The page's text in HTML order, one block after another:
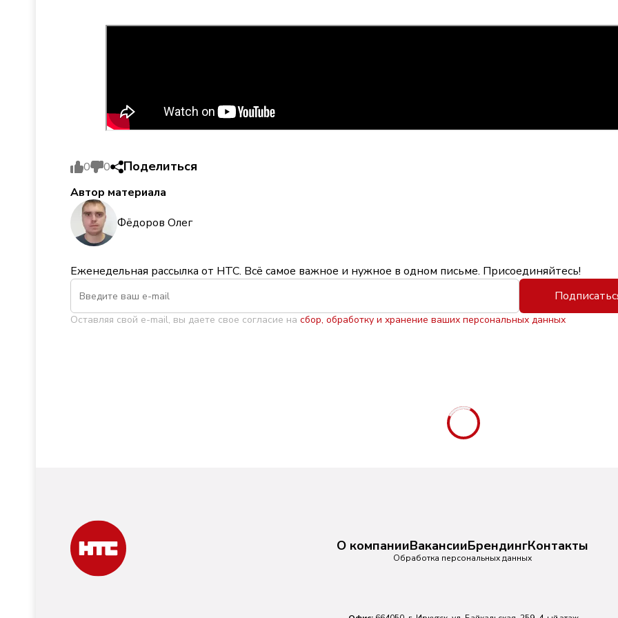
0 0 Поделиться
Автор материала
Фёдоров Олег
Еженедельная рассылка от НТС. Всё самое важное и нужное в одном письме. Присоединяйтесь!
Оставляя свой e-mail, вы даете свое согласие на сбор, обработку и хранение ваших персональных данных
О компанииВакансииБрендингКонтакты
Обработка персональных данных